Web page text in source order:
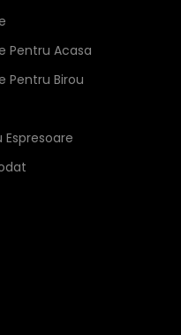
Pentru Acasa
Pentru Birou